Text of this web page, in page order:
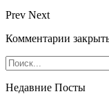
Prev Next
Комментарии
Недавние Посты